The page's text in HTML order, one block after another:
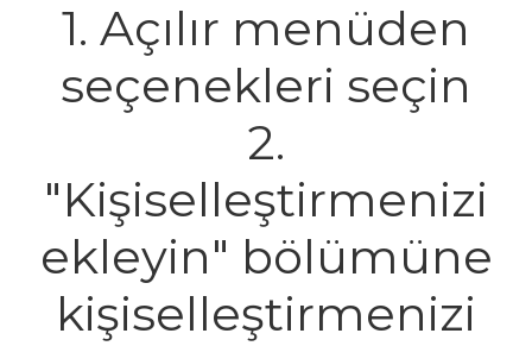
1. Açılır menüden
seçenekleri seçin
2.
"Kişiselleştirmenizi
ekleyin" bölümüne
kişiselleştirmenizi